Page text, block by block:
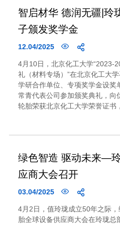
智启材华 德润无疆|玲
子颁发奖学金
12.04/2025
4月10日，北京化工大学“2023-
礼（材料专场）”在北京化工大
学研合作单位、专项奖学金设奖
常青代表公司参加颁奖典礼，向
轮胎荣获北京化工大学荣誉证书
绿色智造 驱动未来—
应商大会召开
03.04/2025
4月2日，值玲珑成立50年之际
胎全球设备供应商大会在玲珑